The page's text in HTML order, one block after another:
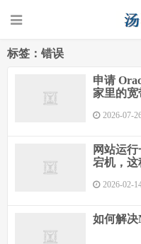
标签：错误
申请
家里的宽
2026-07-
网站运
宕机，这
2026-02-
如何解决